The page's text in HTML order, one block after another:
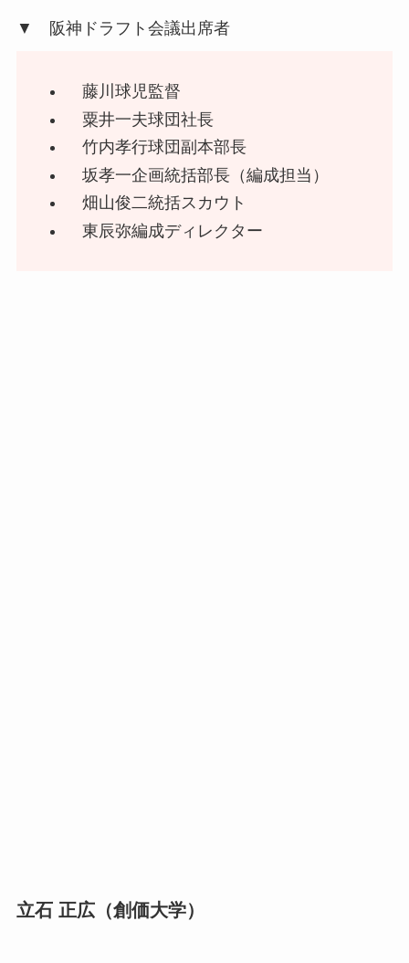
▼ 阪神ドラフト会議出席者
藤川球児監督
粟井一夫球団社長
竹内孝行球団副本部長
坂孝一企画統括部長（編成担当）
畑山俊二統括スカウト
東辰弥編成ディレクター
立石 正広（創価大学）